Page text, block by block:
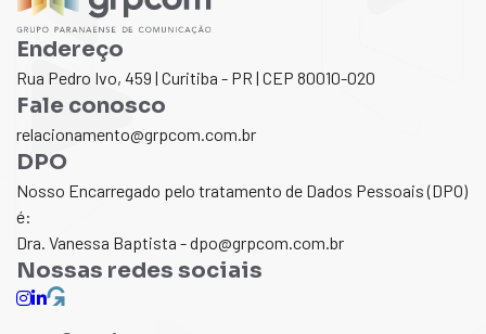
Endereço
Rua Pedro Ivo, 459 | Curitiba - PR | CEP 80010-020
Fale conosco
relacionamento@grpcom.com.br
DPO
Nosso Encarregado pelo tratamento de Dados Pessoais (DPO)
é:
Dra. Vanessa Baptista - dpo@grpcom.com.br
Nossas redes sociais
instagram
linkedin
guppy